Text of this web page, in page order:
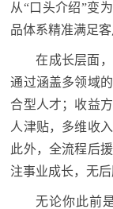
从“口头介绍”变
品体系精准满足
在成长层面
通过涵盖多领域
合型人才；收益
人津贴，多维收
此外，全流程后
注事业成长，无后
无论你此前